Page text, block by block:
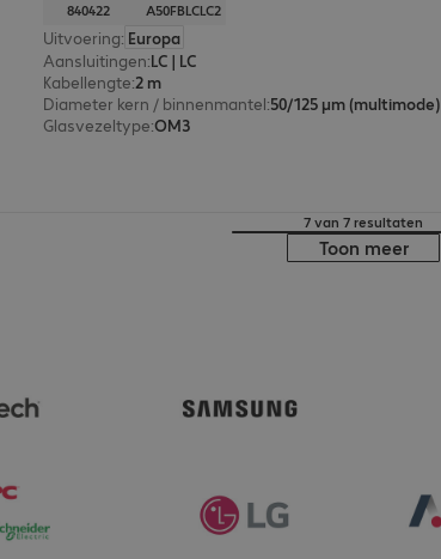
840422
A50FBLCLC2
Uitvoering: Europa
Aansluitingen:LC | LC
Kabellengte:2 m
Diameter kern / binnenmantel:50/125 µm (multimode)
Glasvezeltype:OM3
7 van 7 resultaten
Toon meer